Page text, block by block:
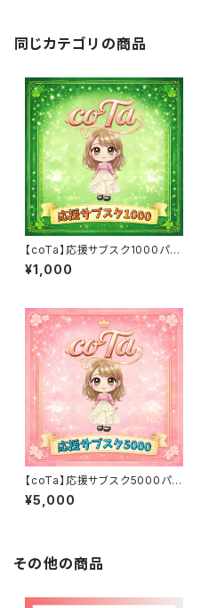
同じカテゴリの商品
【coTa】応援サブスク1000パッ
ク
¥1,000
【coTa】応援サブスク5000パッ
ク
¥5,000
その他の商品